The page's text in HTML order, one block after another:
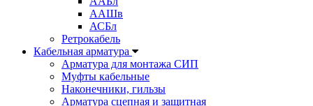
ААШв
АСБл
Ретрокабель
Кабельная арматура
Арматура для монтажа СИП
Муфты кабельные
Наконечники, гильзы
Арматура сцепная и защитная